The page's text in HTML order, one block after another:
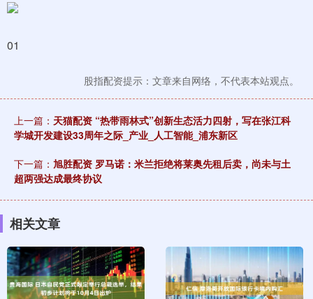
01
股指配资提示：文章来自网络，不代表本站观点。
上一篇： 天猫配资 “热带雨林式”创新生态活力四射，写在张江科
学城开发建设33周年之际_产业_人工智能_浦东新区
下一篇： 旭胜配资 罗马诺：米兰拒绝将莱奥先租后卖，尚未与土
超两强达成最终协议
相关文章